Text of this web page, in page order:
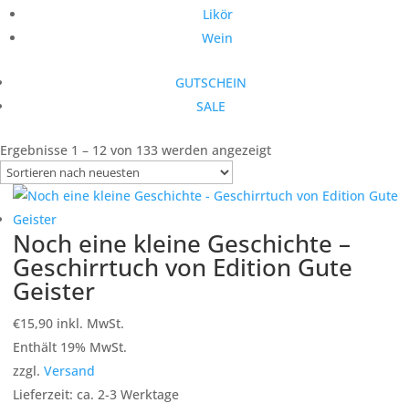
Likör
Wein
GUTSCHEIN
SALE
Ergebnisse 1 – 12 von 133 werden angezeigtNach
sortiert
Noch eine kleine Geschichte –
Geschirrtuch von Edition Gute
Geister
€15,90 inkl. MwSt.
Enthält 19% MwSt.
zzgl. Versand
Lieferzeit: ca. 2-3 Werktage